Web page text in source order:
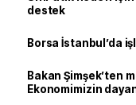
destek
Borsa İstanbul’da
Bakan Şimşek’ten
Ekonomimizin